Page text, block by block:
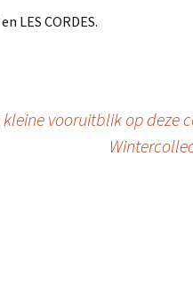
LES CORDES.
vooruitblik op deze